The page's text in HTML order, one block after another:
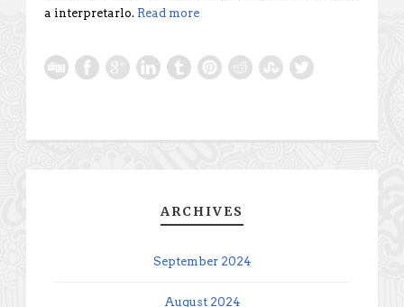
a interpretarlo. Read more
ARCHIVES
September 2024
August 2024